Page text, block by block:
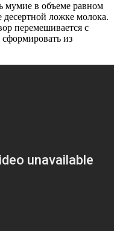
мумие в объеме равном
ложке молока.
перемешивается с
из